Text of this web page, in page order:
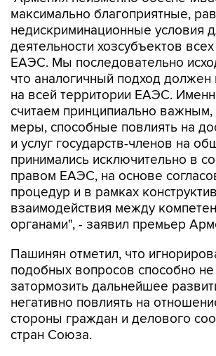
максимально благоприятные,
недискриминационные условия
деятельности хозсубъектов
ЕАЭС. Мы последовательно
что аналогичный подход должен
на всей территории ЕАЭС.
считаем принципиально
меры, способные повлиять на
и услуг государств-членов на
принимались исключительно в
правом ЕАЭС, на основе
процедур и в рамках
взаимодействия между
органами", - заявил премьер
Пашинян отметил, что
подобных вопросов способно не
затормозить дальнейшее
негативно повлиять на
стороны граждан и делового
стран Союза.